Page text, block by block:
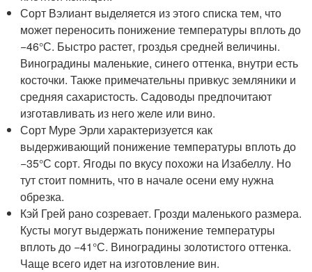
Сорт Вэлиант выделяется из этого списка тем, что
может переносить понижение температуры вплоть до
−46°С. Быстро растет, гроздья средней величины.
Виноградины маленькие, синего оттенка, внутри есть
косточки. Также примечательны привкус земляники и
средняя сахаристость. Садоводы предпочитают
изготавливать из него желе или вино.
Сорт Муре Эрли характеризуется как
выдерживающий понижение температуры вплоть до
−35°С сорт. Ягоды по вкусу похожи на Изабеллу. Но
тут стоит помнить, что в начале осени ему нужна
обрезка.
Кэй Грей рано созревает. Грозди маленького размера.
Кусты могут выдержать понижение температуры
вплоть до −41°С. Виноградины золотистого оттенка.
Чаще всего идет на изготовление вин.